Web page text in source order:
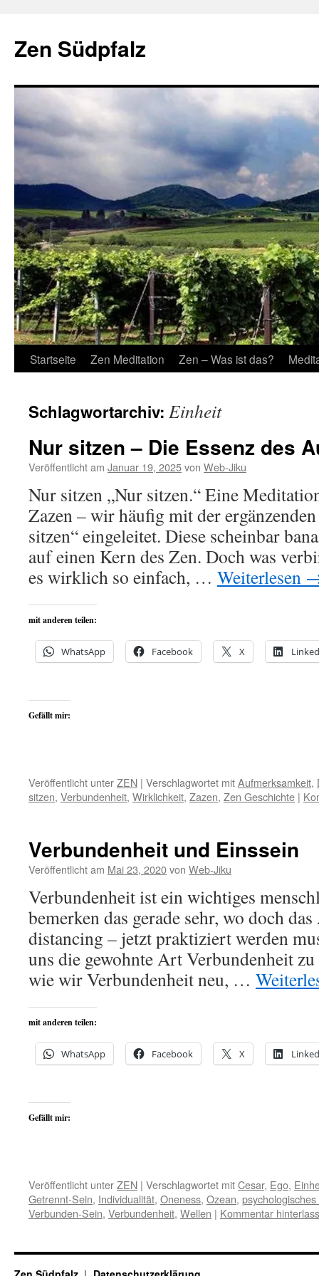
springen
Zen Südpfalz
Startseite Zen Meditation Zen – Was ist das?
Schlagwortarchiv: Einheit
Nur sitzen – Die Essenz des
Veröffentlicht am Januar 19, 2025von Web-Jiku
Nur sitzen „Nur sitzen.“ Eine
Zazen – wir häufig mit der
sitzen“ eingeleitet. Diese scheinbar
auf einen Kern des Zen. Doch was
es wirklich so einfach, … Weiterlesen
mit anderen teilen:
WhatsApp Facebook X
Gefällt mir:
Veröffentlicht unterZEN | Verschlagwortet mitAufmerksamkeit,
sitzen, Verbundenheit, Wirklichkeit, Zazen, Zen Geschichte |
Verbundenheit und Einssein
Veröffentlicht am Mai 23, 2020von Web-Jiku
Verbundenheit ist ein wichtiges
bemerken das gerade sehr, wo doch
distancing – jetzt praktiziert werden
uns die gewohnte Art Verbundenheit
wie wir Verbundenheit neu, …
mit anderen teilen:
WhatsApp Facebook X
Gefällt mir:
Veröffentlicht unterZEN | Verschlagwortet mitCesar, Ego,
Getrennt-Sein, Individualität, Oneness, Ozean,
Verbunden-Sein, Verbundenheit, Wellen | Kommentar